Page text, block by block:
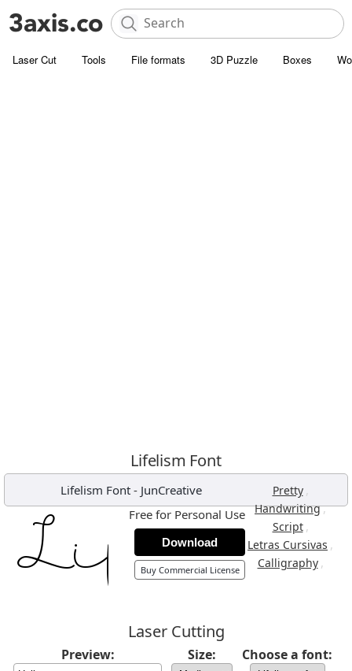
Laser Cut Tools File formats 3D Puzzle Boxes
Lifelism Font
Lifelism Font- JunCreative Pretty ,
Handwriting,
Script ,
Letras Cursivas ,
Calligraphy ,
Free for Personal Use
Download
Buy Commercial License
Laser Cutting
Preview: Size: Choose a font: